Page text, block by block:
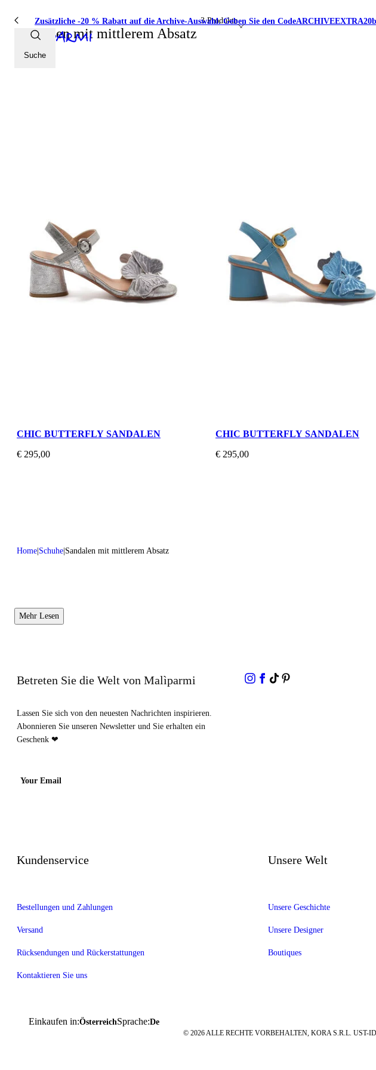
Zusätzliche -20 % Rabatt auf die Archive-Auswahl. Geben Sie den CodeARCHIVEEXTRA20
Suche
Sandalen mit mittlerem Absatz
3 Produkte
CHIC BUTTERFLY SANDALEN
€ 295,00
CHIC BUTTERFLY SANDALEN
€ 295,00
Home Schuhe Sandalen mit mittlerem Absatz
Mehr Lesen
Betreten Sie die Welt von Malìparmi
Lassen Sie sich von den neuesten Nachrichten inspirieren.
Abonnieren Sie unseren Newsletter und Sie erhalten ein
Geschenk ❤
Your Email
Kundenservice
Bestellungen und Zahlungen
Versand
Rücksendungen und Rückerstattungen
Kontaktieren Sie uns
Unsere Welt
Unsere Geschichte
Unsere Designer
Boutiques
Einkaufen in:ÖsterreichSprache:De
© 2026 ALLE RECHTE VORBEHALTEN, KORA S.R.L. UST-